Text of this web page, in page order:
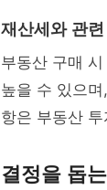
재산세와 관련
부동산 구매 시
높을 수 있으
항은 부동산
결정을 돕